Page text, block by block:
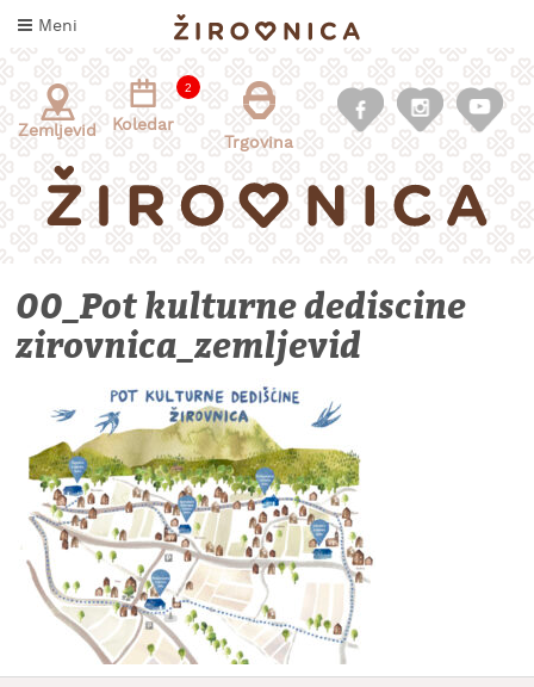
na
Meni
INFORMACIJE
OBISKOVALCE
KAJ
DOŽIVETI
KAJ
OKUSITI
Zemljevid
2
Koledar
Trgovina
00_Pot kulturne dediscine
zirovnica_zemljevid